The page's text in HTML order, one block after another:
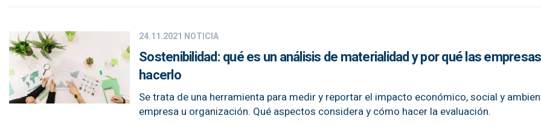
24.11.2021 NOTICIA
Sostenibilidad: qué es un análisis de materialidad y por qué las
hacerlo
Se trata de una herramienta para medir y reportar el impacto económico, social y
empresa u organización. Qué aspectos considera y cómo hacer la evaluación.